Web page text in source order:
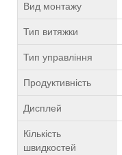
Вид монтажу
Тип витяжки
Тип управління
Продуктивність
Дисплей
Кількість
швидкостей